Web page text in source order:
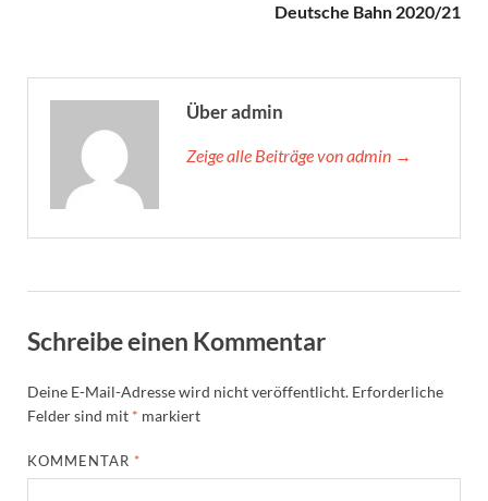
Deutsche Bahn 2020/21
Über admin
Zeige alle Beiträge von admin →
Schreibe einen Kommentar
Deine E-Mail-Adresse wird nicht veröffentlicht. Erforderliche
Felder sind mit * markiert
KOMMENTAR *